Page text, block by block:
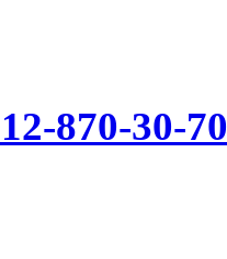
870-30-70